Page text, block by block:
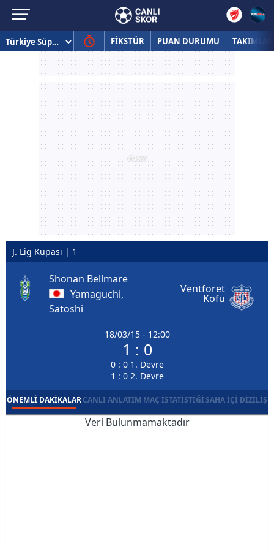
FİKSTÜR PUAN DURUMU TAKIMLAR
J. Lig Kupası | 1
Shonan Bellmare
Yamaguchi,
Satoshi
18/03/15 - 12:00
1 : 0
0 : 0 1. Devre
1 : 0 2. Devre
Ventforet
Kofu
ÖNEMLI DAKIKALARCANLI ANLATIM MAÇ İSTATISTIĞISAHA İÇI DIZILIŞ
Veri Bulunmamaktadır